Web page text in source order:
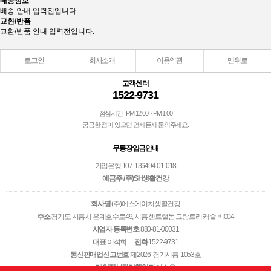
배송 안내 입력전입니다.
교환/반품
교환/반품 안내 입력전입니다.
로그인 회사소개 이용약관 맨위로
고객센터
1522-9731
점심시간 : PM 12:00 ~ PM 1:00
궁금한 점이 있으면 언제든지 문의주세요.
무통장입금안내
기업은행 107-136494-01-018
예금주 / 주)SH생활건강
회사명(주)에스에이치생활건강
주소경기도 시흥시 은계호수로49, 시흥 센트럴돔 그랑트리 캐슬 비004
사업자 등록번호880-81-00031
대표이석희 전화1522-9731
통신판매업신고번호제2026-경기시흥-1053호
개인정보관리책임자이승우